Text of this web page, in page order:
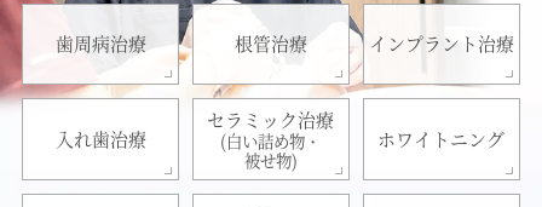
歯周病治療 根管治療 インプラント治療
入れ歯治療
セラミック治療
(白い詰め物・
被せ物)
ホワイトニング